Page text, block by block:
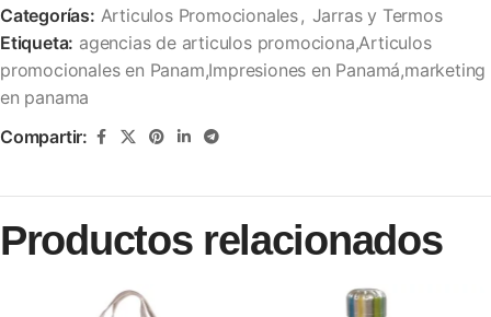
Categorías: Articulos Promocionales , Jarras y Termos
Etiqueta: agencias de articulos promociona,Articulos
promocionales en Panam,Impresiones en Panamá,marketing
en panama
Compartir:
Productos relacionados